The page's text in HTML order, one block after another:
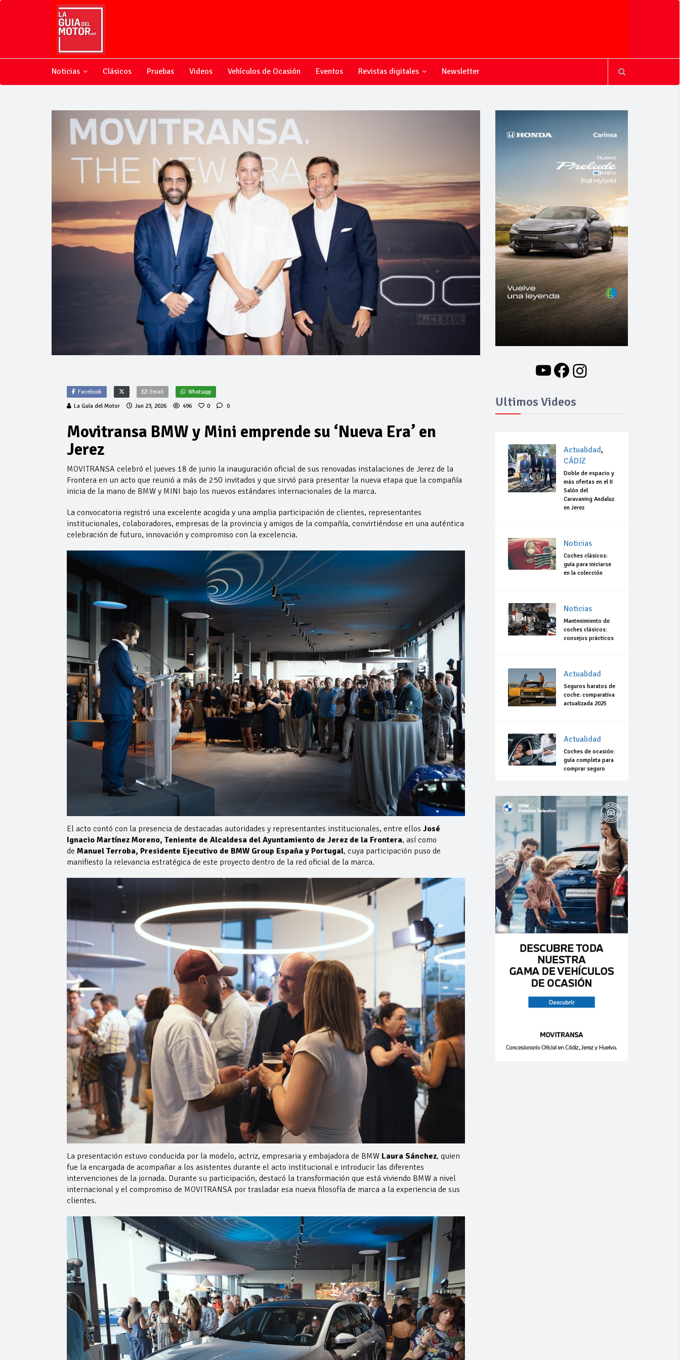
Noticias Clásicos Pruebas Videos Vehículos de Ocasión Eventos Revistas digitales Newsletter
Facebook Email Whatsapp
La Guía del Motor Jun 23, 2026 496 0 0
Movitransa BMW y Mini emprende su ‘Nueva Era’ en
Jerez
MOVITRANSA celebró el jueves 18 de junio la inauguración oficial de sus renovadas instalaciones de Jerez de la
Frontera en un acto que reunió a más de 250 invitados y que sirvió para presentar la nueva etapa que la compañía
inicia de la mano de BMW y MINI bajo los nuevos estándares internacionales de la marca.
La convocatoria registró una excelente acogida y una amplia participación de clientes, representantes
institucionales, colaboradores, empresas de la provincia y amigos de la compañía, convirtiéndose en una auténtica
celebración de futuro, innovación y compromiso con la excelencia.
El acto contó con la presencia de destacadas autoridades y representantes institucionales, entre ellos José
Ignacio Martínez Moreno, Teniente de Alcaldesa del Ayuntamiento de Jerez de la Frontera, así como
de Manuel Terroba, Presidente Ejecutivo de BMW Group España y Portugal, cuya participación puso de
manifiesto la relevancia estratégica de este proyecto dentro de la red oficial de la marca.
La presentación estuvo conducida por la modelo, actriz, empresaria y embajadora de BMW Laura Sánchez, quien
fue la encargada de acompañar a los asistentes durante el acto institucional e introducir las diferentes
intervenciones de la jornada. Durante su participación, destacó la transformación que está viviendo BMW a nivel
internacional y el compromiso de MOVITRANSA por trasladar esa nueva filosofía de marca a la experiencia de sus
clientes.
YouTube
Facebook
Instagram
Ultimos Videos
Actualidad,
CÁDIZ
Doble de espacio y
más ofertas en el II
Salón del
Caravaning Andaluz
en Jerez
Noticias
Coches clásicos:
guía para iniciarse
en la colección
Noticias
Mantenimiento de
coches clásicos:
consejos prácticos
Actualidad
Seguros baratos de
coche: comparativa
actualizada 2025
Actualidad
Coches de ocasión:
guía completa para
comprar seguro